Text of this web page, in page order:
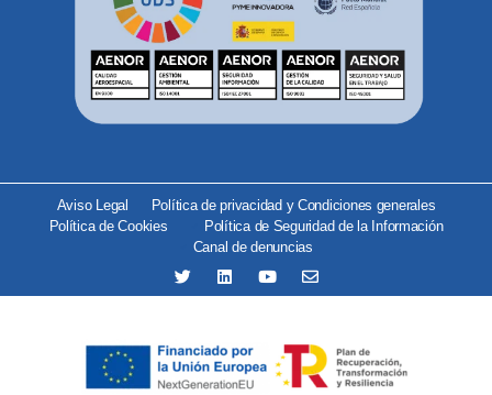
Aviso Legal
Política de privacidad y Condiciones generales
Política de Cookies
Política de Seguridad de la Información
Canal de denuncias